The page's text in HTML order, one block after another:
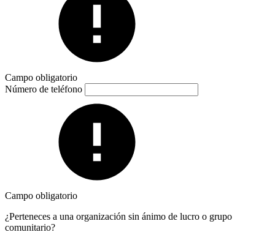
Campo obligatorio
Número de teléfono
Campo obligatorio
¿Perteneces a una organización sin ánimo de lucro o grupo
comunitario?